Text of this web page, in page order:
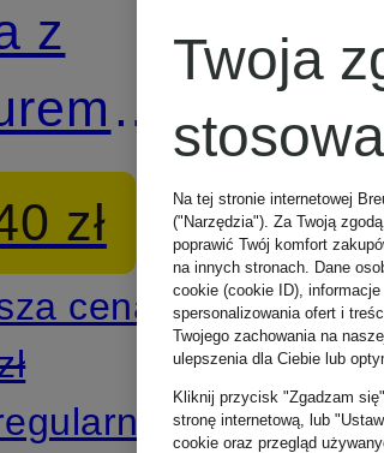
z
zł
cena:
Twoja
Na tej stronie internetowej
("Narzędzia"). Za Twoją
poprawić Twój komfort
na innych stronach. Dane
cookie (cookie ID),
spersonalizowania ofert i
Twojego zachowania na
ulepszenia dla Ciebie lub
Kliknij przycisk "Zgadzam
stronę internetową, lub
cookie oraz przegląd